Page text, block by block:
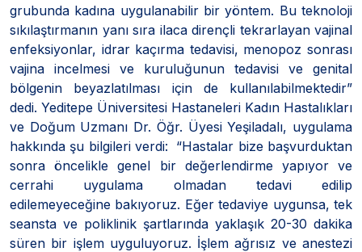
grubunda kadına uygulanabilir bir yöntem. Bu teknoloji
sıkılaştırmanın yanı sıra ilaca dirençli tekrarlayan vajinal
enfeksiyonlar, idrar kaçırma tedavisi, menopoz sonrası
vajina incelmesi ve kuruluğunun tedavisi ve genital
bölgenin beyazlatılması için de kullanılabilmektedir”
dedi. Yeditepe Üniversitesi Hastaneleri Kadın Hastalıkları
ve Doğum Uzmanı Dr. Öğr. Üyesi Yeşiladalı, uygulama
hakkında şu bilgileri verdi: “Hastalar bize başvurduktan
sonra öncelikle genel bir değerlendirme yapıyor ve
cerrahi uygulama olmadan tedavi edilip
edilemeyeceğine bakıyoruz. Eğer tedaviye uygunsa, tek
seansta ve poliklinik şartlarında yaklaşık 20-30 dakika
süren bir işlem uyguluyoruz. İşlem ağrısız ve anestezi